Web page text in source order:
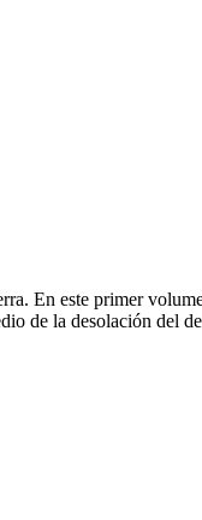
En este primer
de la desolación del